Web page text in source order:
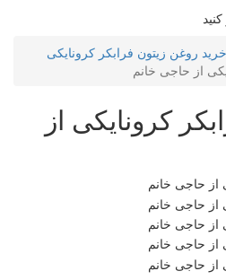
روغن زیتون فرابکر کرونایکی
از حاجی خانم
کرونایکی از